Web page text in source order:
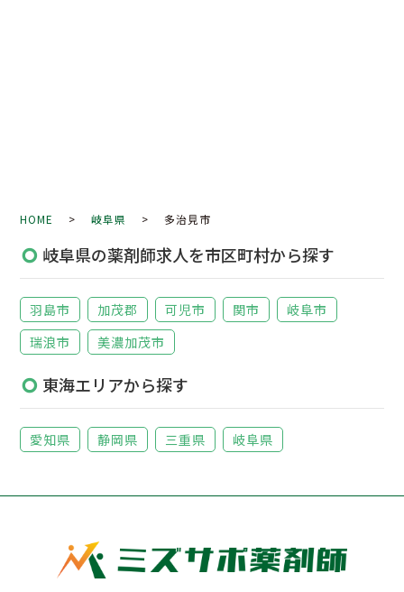
HOME >岐阜県 > 多治見市
岐阜県の薬剤師求人を市区町村から探す
羽島市 加茂郡 可児市 関市
岐阜市
瑞浪市
美濃加茂市
東海エリアから探す
愛知県 静岡県 三重県 岐阜県